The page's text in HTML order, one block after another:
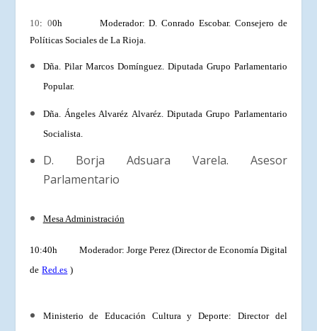
10: 00h Moderador: D. Conrado Escobar. Consejero de
Políticas Sociales de La Rioja.
Dña. Pilar Marcos Domínguez. Diputada Grupo Parlamentario
Popular.
Dña. Ángeles Alvaréz Alvaréz. Diputada Grupo Parlamentario
Socialista.
D. Borja Adsuara Varela. Asesor
Parlamentario
Mesa Administración
10:40h Moderador: Jorge Perez (Director de Economía Digital
de Red.es )
Ministerio deEducación Cultura y Deporte: Director del